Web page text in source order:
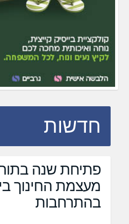
חדשות
פתיחת שנה
מעצמת החינוך
בהתרחבות